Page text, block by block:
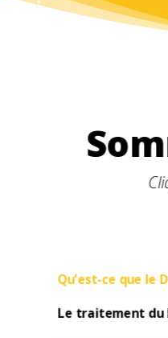
Qu’est-ce que le
Le traitement du